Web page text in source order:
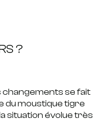
?
changements se fait
du moustique tigre
situation évolue très